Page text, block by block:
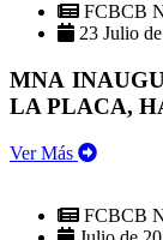
FCBCB
23 Julio
MNA
LA PLACA,
Ver Más
FCBCB